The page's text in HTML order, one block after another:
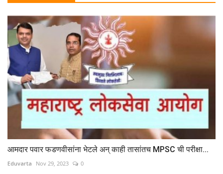
आमदार पवार फडणवीसांना भेटले अन् काही तासांतच MPSC ची परीक्षा...
Eduvarta Nov 29, 2023 0